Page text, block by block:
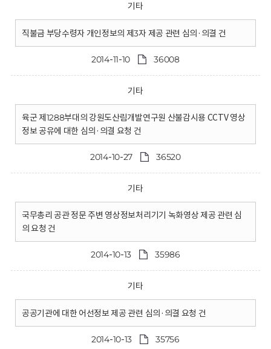
기타
직불금 부당수령자 개인정보의 제3자 제공 관련 심의·의결 건
2014-11-10 36008
기타
육군 제1288부대의 강원도산림개발연구원 산불감시용 CCTV 영상
정보 공유에 대한 심의·의결 요청 건
2014-10-27 36520
기타
국무총리 공관 정문 주변 영상정보처리기기 녹화영상 제공 관련 심
의 요청 건
2014-10-13 35986
기타
공공기관에 대한 어선정보 제공 관련 심의·의결 요청 건
2014-10-13 35756